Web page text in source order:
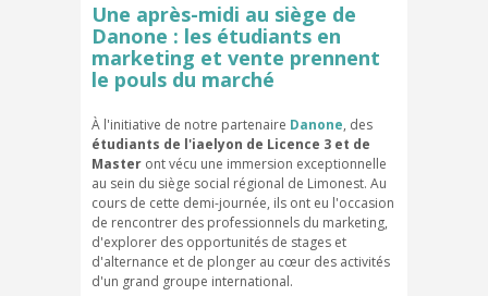
Une après-midi au siège de
Danone : les étudiants en
marketing et vente prennent
le pouls du marché
À l'initiative de notre partenaire Danone, des
étudiants de l'iaelyon de Licence 3 et de
Master ont vécu une immersion exceptionnelle
au sein du siège social régional de Limonest. Au
cours de cette demi-journée, ils ont eu l'occasion
de rencontrer des professionnels du marketing,
d'explorer des opportunités de stages et
d'alternance et de plonger au cœur des activités
d'un grand groupe international.